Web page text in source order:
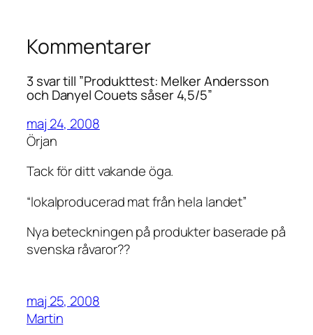
Kommentarer
3 svar till ”Produkttest: Melker Andersson
och Danyel Couets såser 4,5/5”
maj 24, 2008
Örjan
Tack för ditt vakande öga.
“lokalproducerad mat från hela landet”
Nya beteckningen på produkter baserade på
svenska råvaror??
maj 25, 2008
Martin